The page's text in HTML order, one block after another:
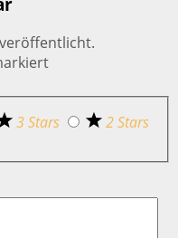
3 Stars
2 Stars